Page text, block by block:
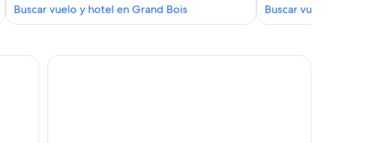
Buscar vuelo y hotel en Grand BoisBuscar
hoteles
Grand
Buscar vuelo y hotel
Lindsey Hôtel